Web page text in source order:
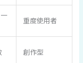
重度使用者
創作型